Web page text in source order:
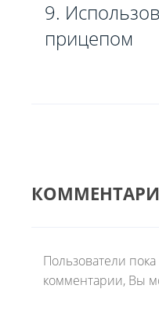
9.
прицепом
Пользователи
комментарии, Вы